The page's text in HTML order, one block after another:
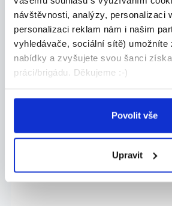
návštěvnosti, analýzy, personalizaci
personalizaci reklam nám i našim
vyhledávače, sociální sítě) umožníte
nabídky a zvyšujete svou šanci
práci/brigádu. Děkujeme :-)
Povolit vše
Upravit
ZKUŠENÝ
NÁKUPČÍ | AŽ 70
PÍSEK
Máte za sebou praxi v technickém
Celá ČR